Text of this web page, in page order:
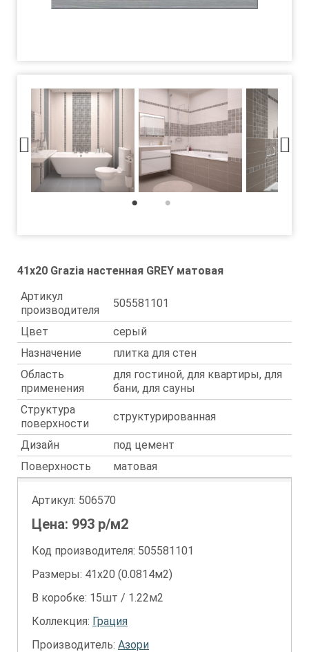
41x20 Grazia настенная GREY матовая
Артикул
производителя
505581101
Цвет
серый
Назначение
плитка для стен
Область
применения
для гостиной, для квартиры, для
бани, для сауны
Структура
поверхности
структурированная
Дизайн
под цемент
Поверхность
матовая
Артикул: 506570
Цена: 993 р/м2
Код производителя: 505581101
Размеры: 41х20 (0.0814м2)
В коробке: 15шт / 1.22м2
Коллекция: Грация
Производитель: Азори